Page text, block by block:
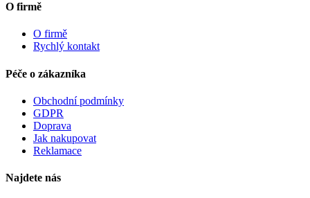
O firmě
O firmě
Rychlý kontakt
Péče o zákazníka
Obchodní podmínky
GDPR
Doprava
Jak nakupovat
Reklamace
Najdete nás